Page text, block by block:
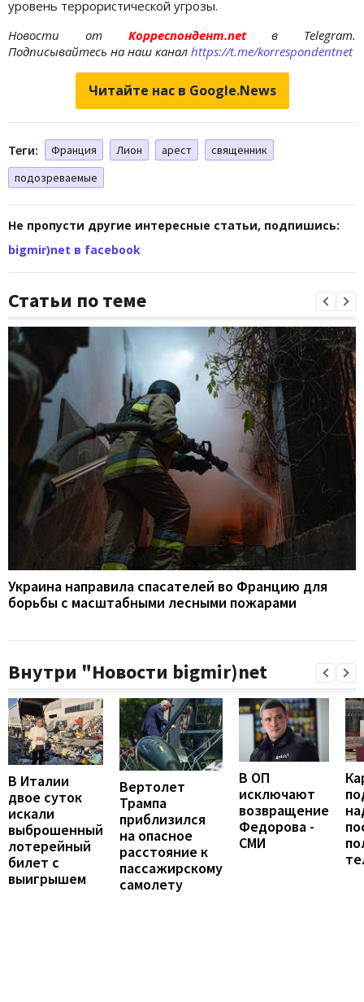
уровень террористической угрозы.
Новости отКорреспондент.netв Telegram.
Подписывайтесь на наш канал https://t.me/korrespondentnet
Читайте нас в Google.News
Теги: Франция Лион арест
священник
подозреваемые
Не пропусти другие интересные статьи, подпишись:
bigmir)net в facebook
Статьи по теме
Украина направила спасателей во Францию для
борьбы с масштабными лесными пожарами
Внутри "Новости bigmir)net
В Италии
двое суток
искали
выброшенный
лотерейный
билет с
выигрышем
Вертолет
Трампа
приблизился
на опасное
расстояние к
пассажирскому
самолету
В ОП
исключают
возвращение
Федорова -
СМИ